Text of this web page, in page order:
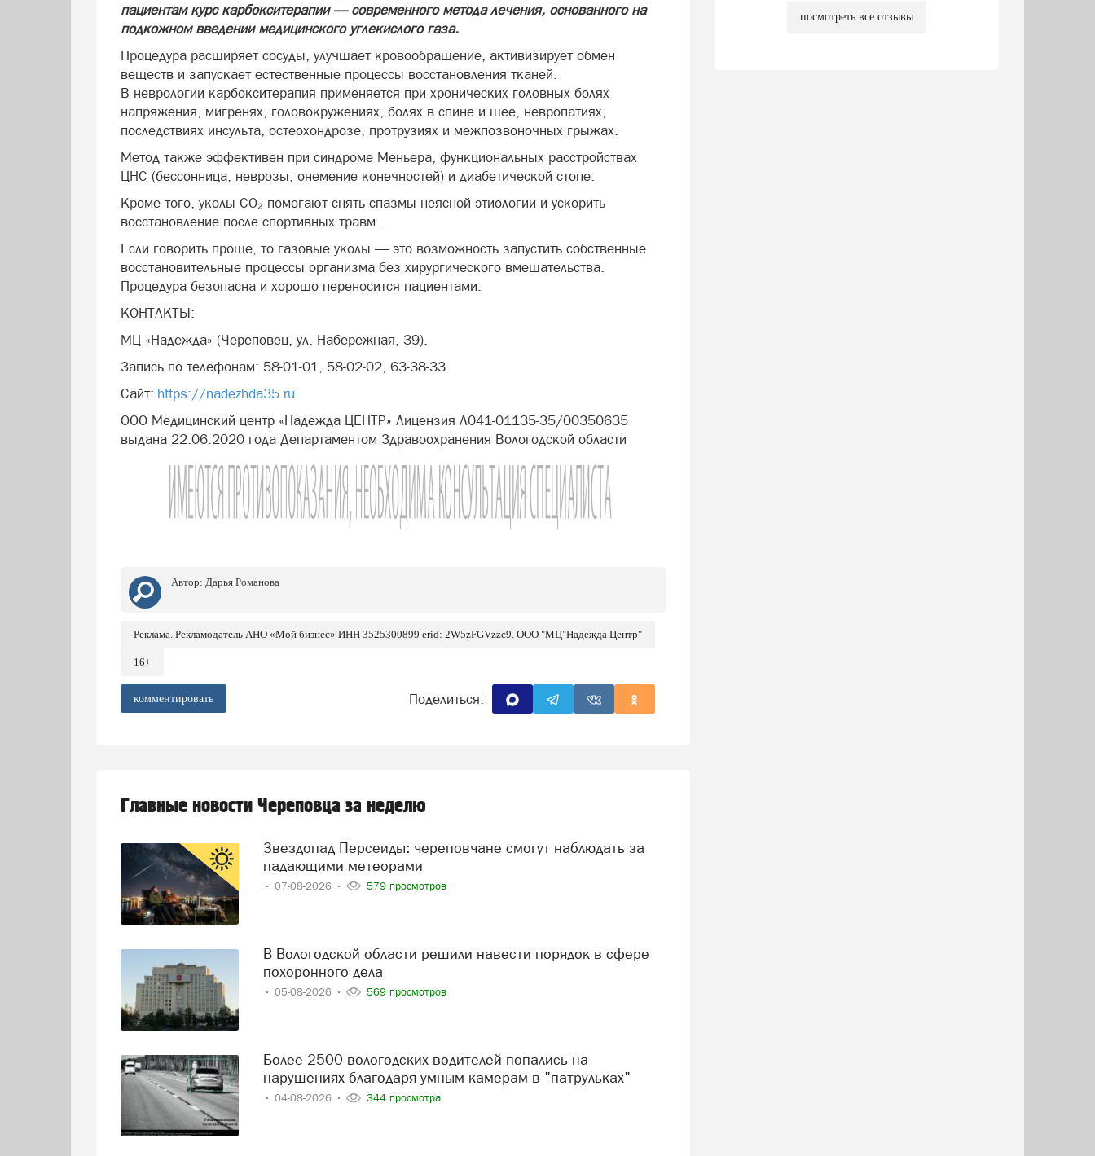
пациентам курс карбокситерапии — современного метода лечения, основанного на
подкожном введении медицинского углекислого газа.
Процедура расширяет сосуды, улучшает кровообращение, активизирует обмен
веществ и запускает естественные процессы восстановления тканей.
В неврологии карбокситерапия применяется при хронических головных болях
напряжения, мигренях, головокружениях, болях в спине и шее, невропатиях,
последствиях инсульта, остеохондрозе, протрузиях и межпозвоночных грыжах.
Метод также эффективен при синдроме Меньера, функциональных расстройствах
ЦНС (бессонница, неврозы, онемение конечностей) и диабетической стопе.
Кроме того, уколы CO₂ помогают снять спазмы неясной этиологии и ускорить
восстановление после спортивных травм.
Если говорить проще, то газовые уколы — это возможность запустить собственные
восстановительные процессы организма без хирургического вмешательства.
Процедура безопасна и хорошо переносится пациентами.
КОНТАКТЫ:
МЦ «Надежда» (Череповец, ул. Набережная, 39).
Запись по телефонам: 58-01-01, 58-02-02, 63-38-33.
Сайт: https://nadezhda35.ru
ООО Медицинский центр «Надежда ЦЕНТР» Лицензия Л041-01135-35/00350635
выдана 22.06.2020 года Департаментом Здравоохранения Вологодской области
Автор: Дарья Романова
Реклама. Рекламодатель АНО «Мой бизнес» ИНН 3525300899 erid: 2W5zFGVzzc9. ООО "МЦ"Надежда Центр"
16+
комментировать Поделиться:
Главные новости Череповца за неделю
Звездопад Персеиды: череповчане смогут наблюдать за
падающими метеорами
07-08-2026 579 просмотров
В Вологодской области решили навести порядок в сфере
похоронного дела
05-08-2026 569 просмотров
Более 2500 вологодских водителей попались на
нарушениях благодаря умным камерам в "патрульках"
04-08-2026 344 просмотра
посмотреть все отзывы